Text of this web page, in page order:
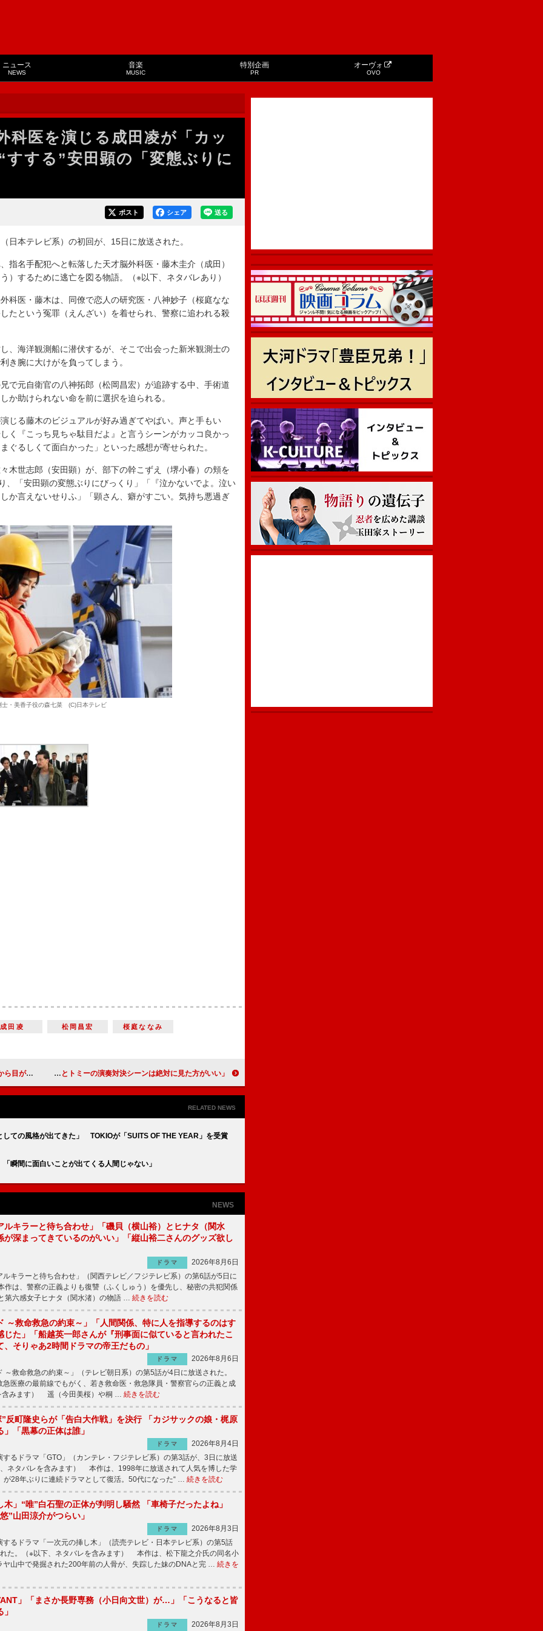
ニュース
NEWS
音楽
MUSIC
特別企画
PR
オーヴォ
OVO
科医を演じる成田凌が「カッ
する”安田顕の「変態ぶりに
送る
シェア
ポスト
本テレビ系）の初回が、15日に放送された。
名手配犯へと転落した天才脳外科医・藤木圭介（成田）
）するために逃亡を図る物語。（※以下、ネタバレあり）
医・藤木は、同僚で恋人の研究医・八神妙子（桜庭なな
たという冤罪（えんざい）を着せられ、警察に追われる殺
海洋観測船に潜伏するが、そこで出会った新米観測士の
き腕に大けがを負ってしまう。
元自衛官の八神拓郎（松岡昌宏）が追跡する中、手術道
か助けられない命を前に選択を迫られる。
る藤木のビジュアルが好み過ぎてやばい。声と手もい
く『こっち見ちゃ駄目だよ』と言うシーンがカッコ良かっ
ぐるしくて面白かった」といった感想が寄せられた。
世志郎（安田顕）が、部下の幹こずえ（堺小春）の頬を
、「安田顕の変態ぶりにびっくり」「『泣かないでよ。泣い
か言えないせりふ」「顕さん、癖がすごい。気持ち悪過ぎ
士・美香子役の森七菜 (C)日本テレビ
成田凌 松岡昌宏 桜庭ななみ
がハンパない」 近藤芳正「カムカムエヴリバディ」で木暮洋輔役 「ジョーとトミーの演奏対決シーンは絶対に見た方がいい」
RELATED NEWS
しての風格が出てきた」 TOKIOが「SUITS OF THE YEAR」を受賞
瞬間に面白いことが出てくる人間じゃない」
NEWS
ルキラーと待ち合わせ」「磯貝（横山裕）とヒナタ（関水
が深まってきているのがいい」「縦山裕二さんのグッズ欲し
ドラマ
2026年8月6日
キラーと待ち合わせ」（関西テレビ／フジテレビ系）の第6話が5日に
は、警察の正義よりも復讐（ふくしゅう）を優先し、秘密の共犯関係
第六感女子ヒナタ（関水渚）の物語 … 続きを読む
～救命救急の約束～」「人間関係、特に人を指導するのはす
じた」「船越英一郎さんが『刑事面に似ていると言われたこ
、そりゃあ2時間ドラマの帝王だもの」
ドラマ
2026年8月6日
救命救急の約束～」（テレビ朝日系）の第5話が4日に放送された。
医療の最前線でもがく、若き救命医・救急隊員・警察官らの正義と成
含みます） 遥（今田美桜）や桐 … 続きを読む
反町隆史らが「告白大作戦」を決行 「カジサックの娘・梶原
「黒幕の正体は誰」
ドラマ
2026年8月4日
るドラマ「GTO」（カンテレ・フジテレビ系）の第3話が、3日に放送
ネタバレを含みます） 本作は、1998年に放送されて人気を博した学
が28年ぶりに連続ドラマとして復活。50代になった“ … 続きを読む
木」“唯”白石聖の正体が判明し騒然 「車椅子だったよね」
”山田涼介がつらい」
ドラマ
2026年8月3日
るドラマ「一次元の挿し木」（読売テレビ・日本テレビ系）の第5話
た。（※以下、ネタバレを含みます） 本作は、松下龍之介氏の同名小
ヤ山中で発掘された200年前の人骨が、失踪した妹のDNAと完 … 続きを
」「まさか長野専務（小日向文世）が…」「こうなると皆
ドラマ 2026年8月3日